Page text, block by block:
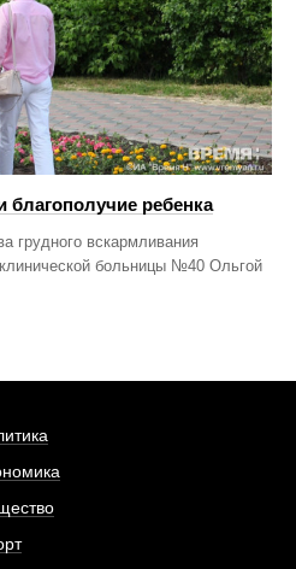
благополучие ребенка
грудного вскармливания
больницы №40 Ольгой